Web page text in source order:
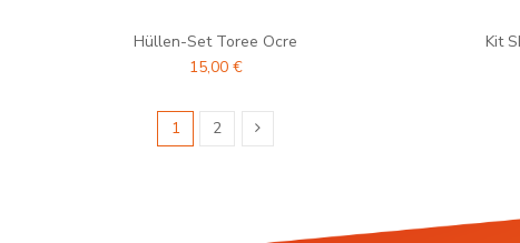
Hüllen-Set Toree Ocre
15,00 €
Kit
1 2